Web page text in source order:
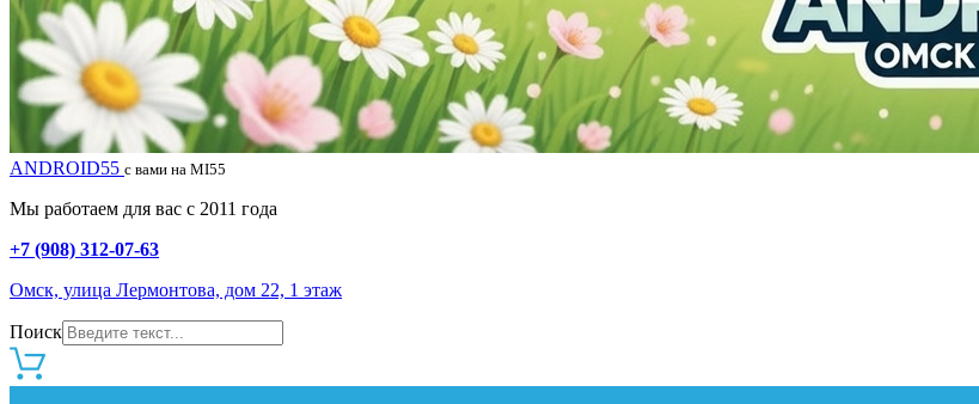
ANDROID55 с вами на MI55
Мы работаем для вас с 2011 года
+7 (908) 312-07-63
Омск, улица Лермонтова, дом 22, 1 этаж
Поиск